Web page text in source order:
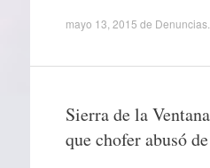
mayo 13, 2015 de Denuncias.
Sierra de la
que chofer abusó